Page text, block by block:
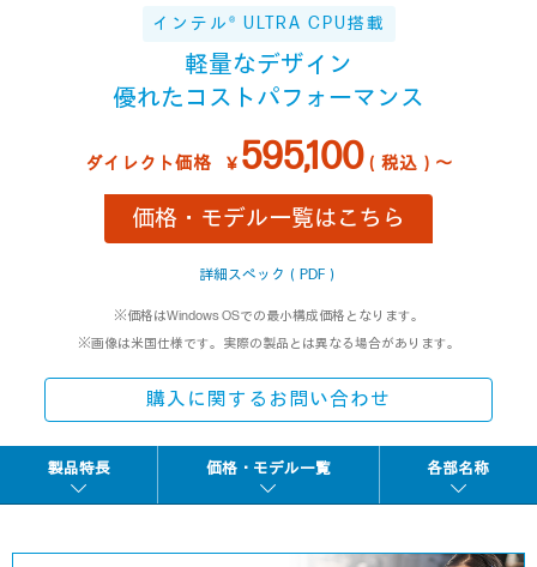
インテル® ULTRA CPU搭載
軽量なデザイン
優れたコストパフォーマンス
ダイレクト価格 ￥ 595,100（税込）～
価格・モデル一覧はこちら
詳細スペック（PDF）
※価格はWindows OSでの最小構成価格となります。
※画像は米国仕様です。実際の製品とは異なる場合があります。
購入に関するお問い合わせ
製品特長 価格・モデル一覧 各部名称